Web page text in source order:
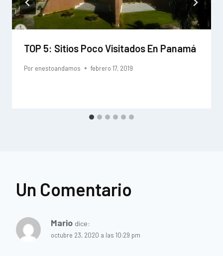
TOP 5: Sitios Poco Visitados En Panamá
Por enestoandamos febrero 17, 2019
Un Comentario
Mario dice:
octubre 23, 2020 a las 10:29 pm